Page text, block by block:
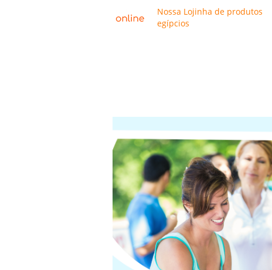
Nossa Lojinha de produtos
egípcios